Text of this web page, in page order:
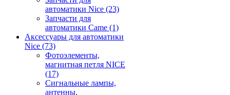
автоматики Nice (23)
Запчасти для
автоматики Came (1)
Аксессуары для автоматики
Nice (73)
Фотоэлементы,
магнитная петля NICE
(17)
Сигнальные лампы,
антенны,